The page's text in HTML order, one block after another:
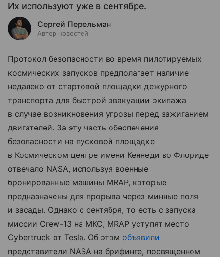
Их используют уже в сентябре.
Сергей Перельман
Автор новостей
Протокол безопасности во время пилотируемых
космических запусков предполагает наличие
недалеко от стартовой площадки дежурного
транспорта для быстрой эвакуации экипажа
в случае возникновения угрозы перед зажиганием
двигателей. За эту часть обеспечения
безопасности на пусковой площадке
в Космическом центре имени Кеннеди во Флориде
отвечало NASA, используя военные
бронированные машины MRAP, которые
предназначены для прорыва через минные поля
и засады. Однако с сентября, то есть с запуска
миссии Crew-13 на МКС, MRAP уступят место
Cybertruck от Tesla. Об этом объявили
представители NASA на брифинге, посвященном